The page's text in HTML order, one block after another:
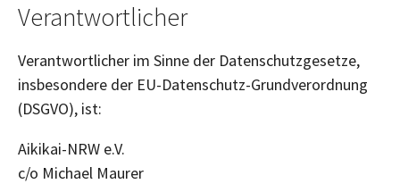
Verantwortlicher
Verantwortlicher im Sinne der Datenschutzgesetze,
insbesondere der EU-Datenschutz-Grundverordnung
(DSGVO), ist:
Aikikai-NRW e.V.
c/o Michael Maurer